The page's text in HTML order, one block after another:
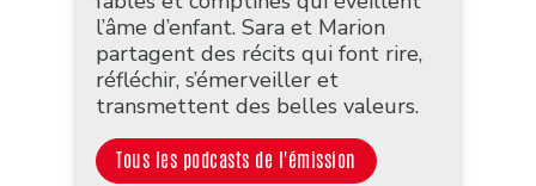
l’âme d’enfant. Sara et Marion
partagent des récits qui font rire,
réfléchir, s’émerveiller et
transmettent des belles valeurs.
Tous les podcasts de l'émission